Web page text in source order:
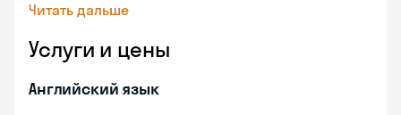
Читать дальше
Услуги и цены
Английский язык